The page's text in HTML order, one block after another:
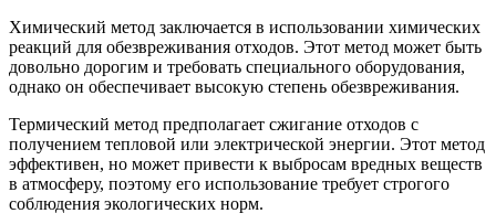
Химический метод заключается в использовании химических
реакций для обезвреживания отходов. Этот метод может быть
довольно дорогим и требовать специального оборудования,
однако он обеспечивает высокую степень обезвреживания.
Термический метод предполагает сжигание отходов с
получением тепловой или электрической энергии. Этот метод
эффективен, но может привести к выбросам вредных веществ
в атмосферу, поэтому его использование требует строгого
соблюдения экологических норм.